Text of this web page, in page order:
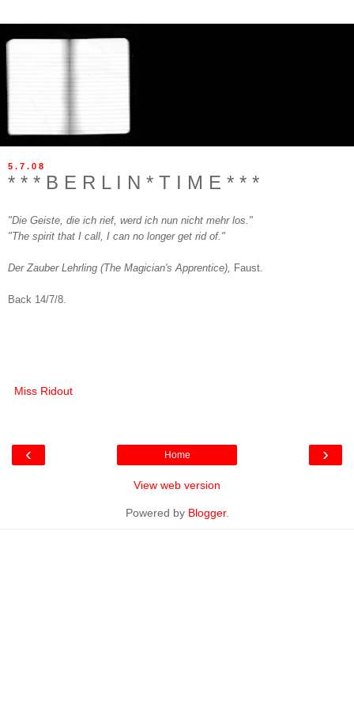
5.7.08
* * * B E R L I N * T I M E * * *
"Die Geiste, die ich rief, werd ich nun nicht mehr los."
"The spirit that I call, I can no longer get rid of."
Der Zauber Lehrling (The Magician's Apprentice), Faust.
Back 14/7/8.
Miss Ridout
‹ ›
Home
View web version
Powered by Blogger.